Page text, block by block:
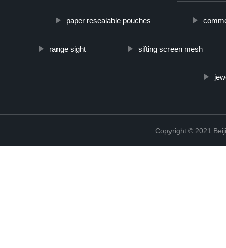
paper resealable pouches
range sight sifting screen mesh
Copyright © 2021